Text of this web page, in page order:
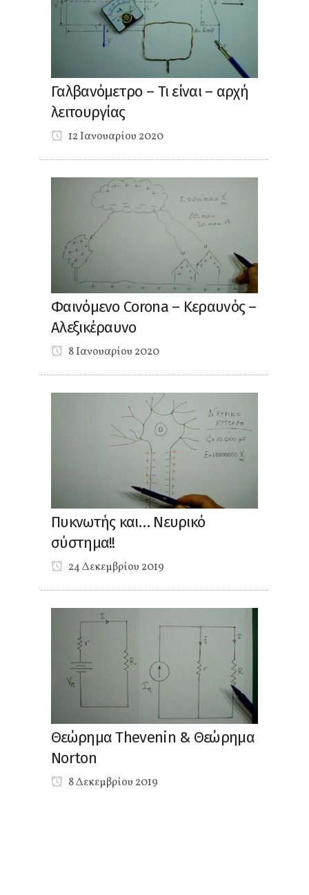
Γαλβανόμετρο – Τι είναι – αρχή
λειτουργίας
12 Ιανουαρίου 2020
Φαινόμενο Corona – Κεραυνός –
Αλεξικέραυνο
8 Ιανουαρίου 2020
Πυκνωτής και… Νευρικό
σύστημα!!
24 Δεκεμβρίου 2019
Θεώρημα Thevenin & Θεώρημα
Norton
8 Δεκεμβρίου 2019